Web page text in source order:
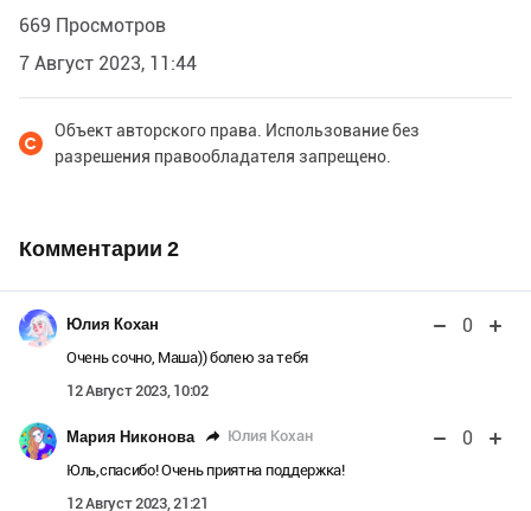
669 Просмотров
7 Август 2023, 11:44
Объект авторского права. Использование без
разрешения правообладателя запрещено.
Комментарии 2
Юлия Кохан 0
Очень сочно, Маша)) болею за тебя
12 Август 2023, 10:02
Мария Никонова Юлия Кохан 0
Юль,спасибо! Очень приятна поддержка!
12 Август 2023, 21:21